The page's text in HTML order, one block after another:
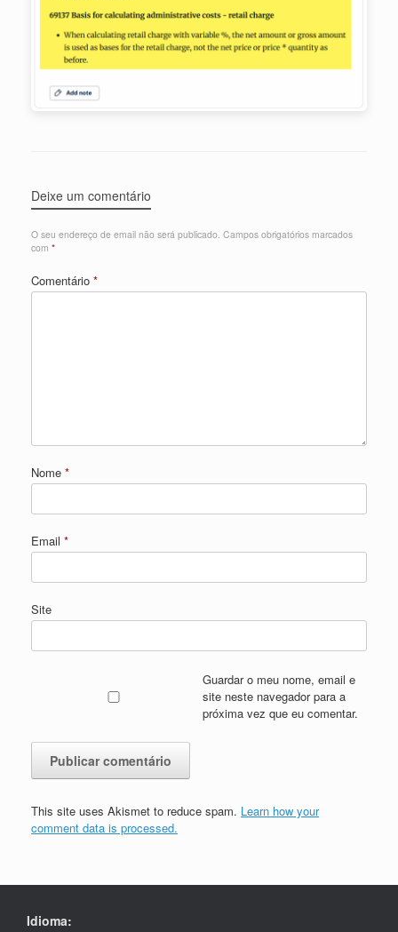
Deixe um comentário
O seu endereço de email não será publicado. Campos obrigatórios marcados
com *
Comentário *
Nome *
Email *
Site
Guardar o meu nome, email e
site neste navegador para a
próxima vez que eu comentar.
This site uses Akismet to reduce spam. Learn how your
comment data is processed.
Idioma: